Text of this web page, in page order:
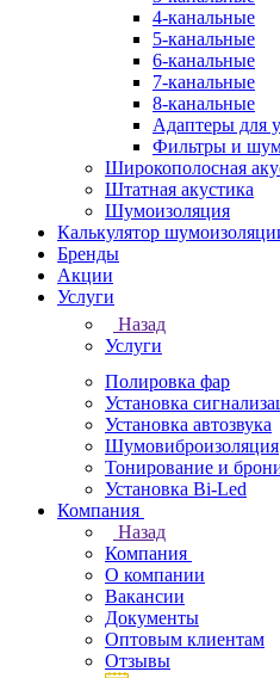
4-канальные
5-канальные
6-канальные
7-канальные
8-канальные
Адаптеры для
Фильтры и
Широкополосная
Штатная акустика
Шумоизоляция
Калькулятор
Бренды
Акции
Услуги
Назад
Услуги
Полировка фар
Установка
Установка автозвука
Шумовиброизоляция
Тонирование и
Установка Bi-Led
Компания
Назад
Компания
О компании
Вакансии
Документы
Оптовым клиентам
Отзывы